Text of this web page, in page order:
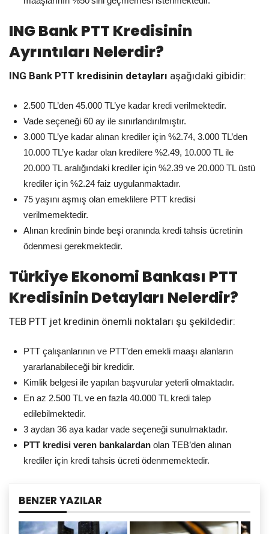
ING Bank PTT Kredisinin
Ayrıntıları Nelerdir?
ING Bank PTT kredisinin detayları aşağıdaki gibidir:
2.500 TL’den 45.000 TL’ye kadar kredi verilmektedir.
Vade seçeneği 60 ay ile sınırlandırılmıştır.
3.000 TL’ye kadar alınan krediler için %2.74, 3.000 TL’den
10.000 TL’ye kadar olan kredilere %2.49, 10.000 TL ile
20.000 TL aralığındaki krediler için %2.39 ve 20.000 TL üstü
krediler için %2.24 faiz uygulanmaktadır.
75 yaşını aşmış olan emeklilere PTT kredisi
verilmemektedir.
Alınan kredinin binde beşi oranında kredi tahsis ücretinin
ödenmesi gerekmektedir.
Türkiye Ekonomi Bankası PTT
Kredisinin Detayları Nelerdir?
TEB PTT jet kredinin önemli noktaları şu şekildedir:
PTT çalışanlarının ve PTT’den emekli maaşı alanların
yararlanabileceği bir kredidir.
Kimlik belgesi ile yapılan başvurular yeterli olmaktadır.
En az 2.500 TL ve en fazla 40.000 TL kredi talep
edilebilmektedir.
3 aydan 36 aya kadar vade seçeneği sunulmaktadır.
PTT kredisi veren bankalardan olan TEB’den alınan
krediler için kredi tahsis ücreti ödenmemektedir.
BENZER YAZILAR